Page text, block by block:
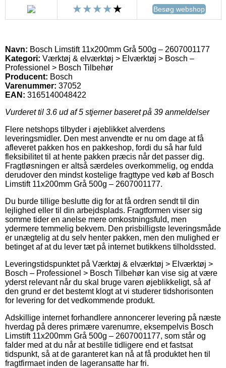
Besøg webshop
Navn: Bosch Limstift 11x200mm Grå 500g – 2607001177
Kategori: Værktøj & elværktøj > Elværktøj > Bosch –
Professionel > Bosch Tilbehør
Producent: Bosch
Varenummer: 37052
EAN: 3165140048422
Vurderet til 3.6 ud af 5 stjerner baseret på 39 anmeldelser
Flere netshops tilbyder i øjeblikket alverdens
leveringsmidler. Den mest anvendte er nu om dage at få
afleveret pakken hos en pakkeshop, fordi du så har fuld
fleksibilitet til at hente pakken præcis når det passer dig.
Fragtløsningen er altså særdeles overkommelig, og endda
derudover den mindst kostelige fragttype ved køb af Bosch
Limstift 11x200mm Grå 500g – 2607001177.
Du burde tillige beslutte dig for at få ordren sendt til din
lejlighed eller til din arbejdsplads. Fragtformen viser sig
somme tider en anelse mere omkostningsfuld, men
ydermere temmelig bekvem. Den prisbilligste leveringsmåde
er unægtelig at du selv henter pakken, men den mulighed er
betinget af at du lever tæt på internet butikkens tilholdssted.
Leveringstidspunktet på Værktøj & elværktøj > Elværktøj >
Bosch – Professionel > Bosch Tilbehør kan vise sig at være
yderst relevant når du skal bruge varen øjeblikkeligt, så af
den grund er det bestemt klogt at vi studerer tidshorisonten
for levering for det vedkommende produkt.
Adskillige internet forhandlere annoncerer levering på næste
hverdag på deres primære varenumre, eksempelvis Bosch
Limstift 11x200mm Grå 500g – 2607001177, som står og
falder med at du når at bestille tidligere end et fastsat
tidspunkt, så at de garanteret kan nå at få produktet hen til
fragtfirmaet inden de lageransatte har fri.